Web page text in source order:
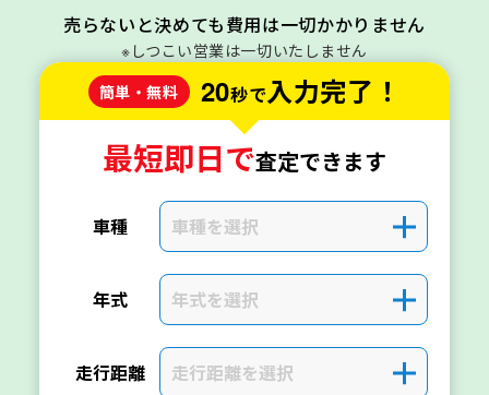
売らないと決めても費用は一切かかりません
※しつこい営業は一切いたしません
簡単・無料
20秒で入力完了！
最短即日で査定できます
車種 車種を選択 ＋
年式 年式を選択 ＋
走行距離 走行距離を選択 ＋